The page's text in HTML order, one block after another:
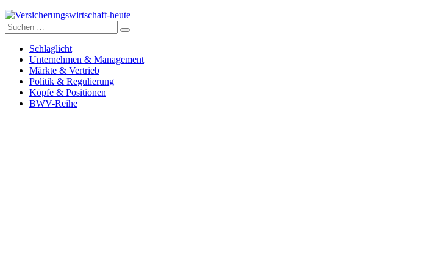
Versicherungswirtschaft-heute
Suche
nach:
Schlaglicht
Unternehmen & Management
Märkte & Vertrieb
Politik & Regulierung
Köpfe & Positionen
BWV-Reihe